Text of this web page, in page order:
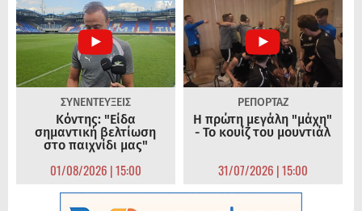
ΣΥΝΕΝΤΕΥΞΕΙΣ
Κόντης: "Είδα
σημαντική βελτίωση
στο παιχνίδι μας"
01/08/2026 | 15:00
ΡΕΠΟΡΤΑΖ
Η πρώτη μεγάλη "μάχη"
- Το κουίζ του μουντιάλ
31/07/2026 | 15:00